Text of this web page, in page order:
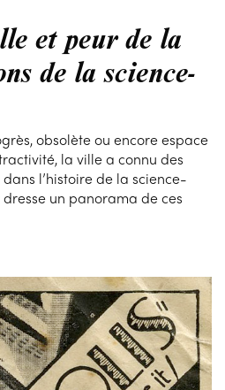
et peur de la
de la science-
obsolète ou encore espace
la ville a connu des
l’histoire de la science-
un panorama de ces